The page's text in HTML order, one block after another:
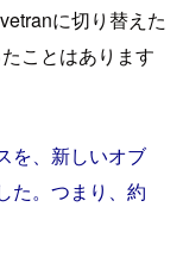
に切り替えた
ことはあります
を、新しいオブ
た。つまり、約